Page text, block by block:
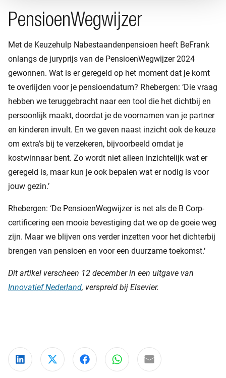
PensioenWegwijzer
Met de Keuzehulp Nabestaandenpensioen heeft BeFrank
onlangs de juryprijs van de PensioenWegwijzer 2024
gewonnen. Wat is er geregeld op het moment dat je komt
te overlijden voor je pensioendatum? Rhebergen: ‘Die vraag
hebben we teruggebracht naar een tool die het dichtbij en
persoonlijk maakt, doordat je de voornamen van je partner
en kinderen invult. En we geven naast inzicht ook de keuze
om extra’s bij te verzekeren, bijvoorbeeld omdat je
kostwinnaar bent. Zo wordt niet alleen inzichtelijk wat er
geregeld is, maar kun je ook bepalen wat er nodig is voor
jouw gezin.’
Rhebergen: ‘De PensioenWegwijzer is net als de B Corp-
certificering een mooie bevestiging dat we op de goeie weg
zijn. Maar we blijven ons verder inzetten voor het dichterbij
brengen van pensioen en voor een duurzame toekomst.‘
Dit artikel verscheen 12 december in een uitgave van
Innovatief Nederland, verspreid bij Elsevier.
Deel via LinkedIn
Deel via XDeel via Facebook
Deel via WhatsApp
Delen via e-mail